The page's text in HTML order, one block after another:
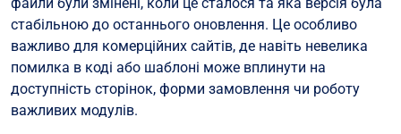
файли були змінені, коли це сталося та яка версія була
стабільною до останнього оновлення. Це особливо
важливо для комерційних сайтів, де навіть невелика
помилка в коді або шаблоні може вплинути на
доступність сторінок, форми замовлення чи роботу
важливих модулів.